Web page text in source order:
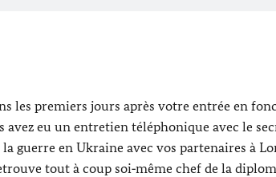
les premiers jours après votre entrée en
avez eu un entretien téléphonique avec le
guerre en Ukraine avec vos partenaires à
tout à coup soi‑même chef de la